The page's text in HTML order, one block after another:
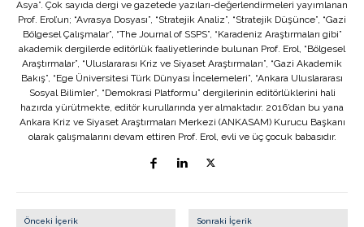
Asya”. Çok sayıda dergi ve gazetede yazıları-değerlendirmeleri yayımlanan
Prof. Erol’un; “Avrasya Dosyası”, “Stratejik Analiz”, “Stratejik Düşünce”, “Gazi
Bölgesel Çalışmalar”, “The Journal of SSPS”, “Karadeniz Araştırmaları gibi”
akademik dergilerde editörlük faaliyetlerinde bulunan Prof. Erol, “Bölgesel
Araştırmalar”, “Uluslararası Kriz ve Siyaset Araştırmaları”, “Gazi Akademik
Bakış”, “Ege Üniversitesi Türk Dünyası İncelemeleri”, “Ankara Uluslararası
Sosyal Bilimler”, “Demokrasi Platformu” dergilerinin editörlüklerini hali
hazırda yürütmekte, editör kurullarında yer almaktadır. 2016’dan bu yana
Ankara Kriz ve Siyaset Araştırmaları Merkezi (ANKASAM) Kurucu Başkanı
olarak çalışmalarını devam ettiren Prof. Erol, evli ve üç çocuk babasıdır.
Önceki İçerik Sonraki İçerik